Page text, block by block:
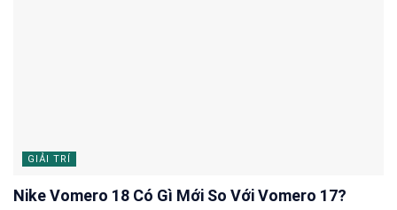
GIẢI TRÍ
Nike Vomero 18 Có Gì Mới So Với Vomero 17?